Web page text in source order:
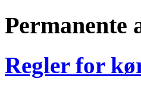
Permanente
Regler for